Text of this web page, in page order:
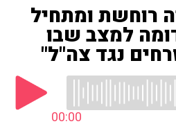
רוחשת ומתחיל
למצב שבו
נגד צה"ל"
00:00